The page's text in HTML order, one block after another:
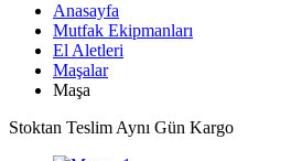
Anasayfa
Mutfak Ekipmanları
El Aletleri
Maşalar
Maşa
Stoktan Teslim Aynı Gün Kargo